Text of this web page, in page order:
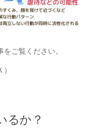
ご覧ください。
るか？